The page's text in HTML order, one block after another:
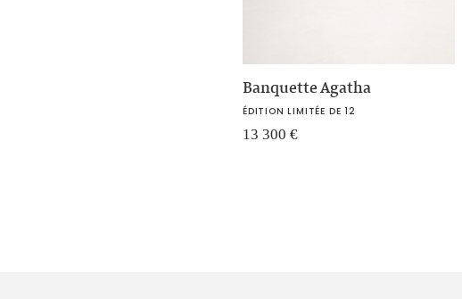
Banquette Agatha
ÉDITION LIMITÉE DE 12
13 300 €